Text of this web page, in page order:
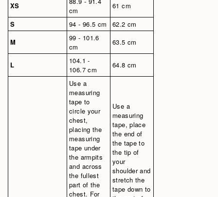
XS
cm
61 cm
S
94 - 96.5 cm
62.2 cm
M
99 - 101.6
cm
63.5 cm
L
104.1 -
106.7 cm
64.8 cm
Use a
measuring
tape to
circle your
chest,
placing the
measuring
tape under
the armpits
and across
the fullest
part of the
chest. For
Use a
measuring
tape, place
the end of
the tape to
the tip of
your
shoulder and
stretch the
tape down to